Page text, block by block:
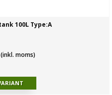
100L Type:A
moms)